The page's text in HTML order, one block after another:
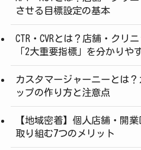
させる目標設定の基本
CTR・CVRとは？店舗・クリ
「2大重要指標」を分かりや
カスタマージャーニーとは
ップの作り方と注意点
【地域密着】個人店舗・開
取り組む7つのメリット